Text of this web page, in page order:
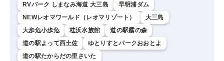
RVパーク しまなみ海道 大三島
早明浦ダム
NEWレオマワールド（レオマリゾート）
大三島
大歩危小歩危
桂浜水族館
道の駅霧の森
道の駅よって西土佐
ゆとりすとパークおおとよ
道の駅たからだの里さいた